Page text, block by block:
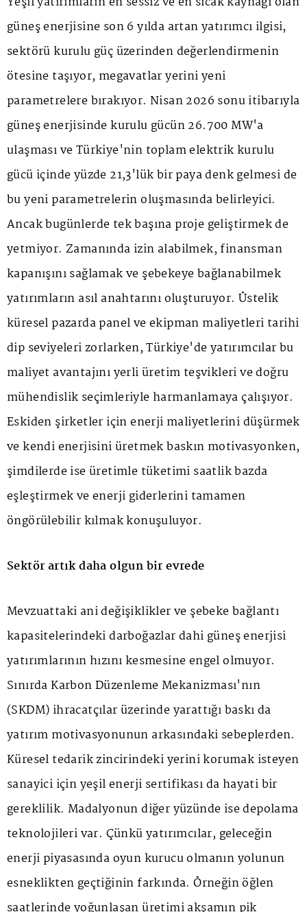
güneş enerjisine son 6 yılda artan yatırımcı ilgisi,
sektörü kurulu güç üzerinden değerlendirmenin
ötesine taşıyor, megavatlar yerini yeni
parametrelere bırakıyor. Nisan 2026 sonu itibarıyla
güneş enerjisinde kurulu gücün 26.700 MW'a
ulaşması ve Türkiye'nin toplam elektrik kurulu
gücü içinde yüzde 21,3'lük bir paya denk gelmesi de
bu yeni parametrelerin oluşmasında belirleyici.
Ancak bugünlerde tek başına proje geliştirmek de
yetmiyor. Zamanında izin alabilmek, finansman
kapanışını sağlamak ve şebekeye bağlanabilmek
yatırımların asıl anahtarını oluşturuyor. Üstelik
küresel pazarda panel ve ekipman maliyetleri tarihi
dip seviyeleri zorlarken, Türkiye'de yatırımcılar bu
maliyet avantajını yerli üretim teşvikleri ve doğru
mühendislik seçimleriyle harmanlamaya çalışıyor.
Eskiden şirketler için enerji maliyetlerini düşürmek
ve kendi enerjisini üretmek baskın motivasyonken,
şimdilerde ise üretimle tüketimi saatlik bazda
eşleştirmek ve enerji giderlerini tamamen
öngörülebilir kılmak konuşuluyor.
Sektör artık daha olgun bir evrede
Mevzuattaki ani değişiklikler ve şebeke bağlantı
kapasitelerindeki darboğazlar dahi güneş enerjisi
yatırımlarının hızını kesmesine engel olmuyor.
Sınırda Karbon Düzenleme Mekanizması'nın
(SKDM) ihracatçılar üzerinde yarattığı baskı da
yatırım motivasyonunun arkasındaki sebeplerden.
Küresel tedarik zincirindeki yerini korumak isteyen
sanayici için yeşil enerji sertifikası da hayati bir
gereklilik. Madalyonun diğer yüzünde ise depolama
teknolojileri var. Çünkü yatırımcılar, geleceğin
enerji piyasasında oyun kurucu olmanın yolunun
esneklikten geçtiğinin farkında. Örneğin öğlen
saatlerinde yoğunlaşan üretimi akşamın pik